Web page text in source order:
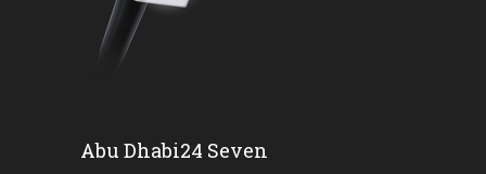
Abu Dhabi24 Seven